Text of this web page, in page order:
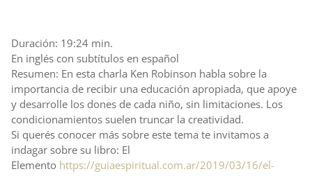
Duración: 19:24 min.
En inglés con subtítulos en español
Resumen: En esta charla Ken Robinson habla sobre la
importancia de recibir una educación apropiada, que apoye
y desarrolle los dones de cada niño, sin limitaciones. Los
condicionamientos suelen truncar la creatividad.
Si querés conocer más sobre este tema te invitamos a
indagar sobre su libro: El
Elemento https://guiaespiritual.com.ar/2019/03/16/el-